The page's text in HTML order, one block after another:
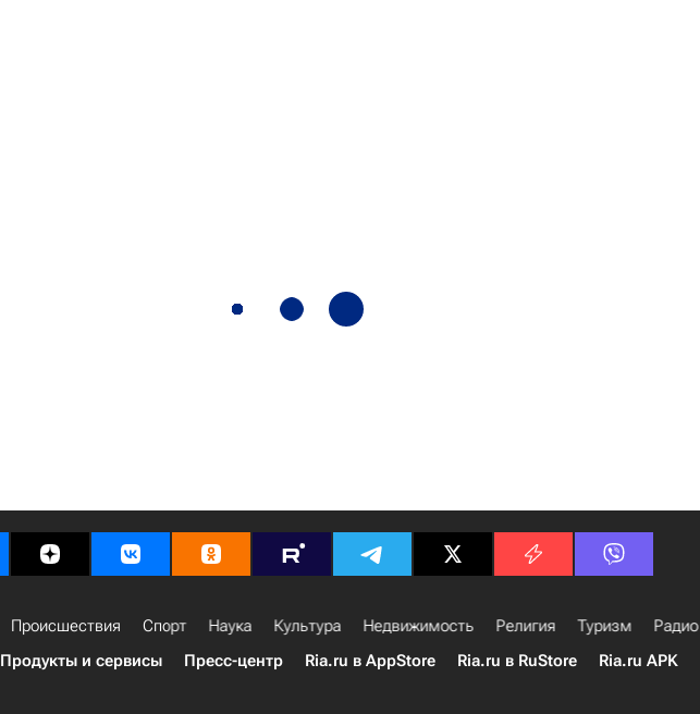
Происшествия Спорт Наука Культура Недвижимость Религия Туризм Радио
Продукты и сервисы Пресс-центр Ria.ru в AppStore Ria.ru в RuStore Ria.ru APK